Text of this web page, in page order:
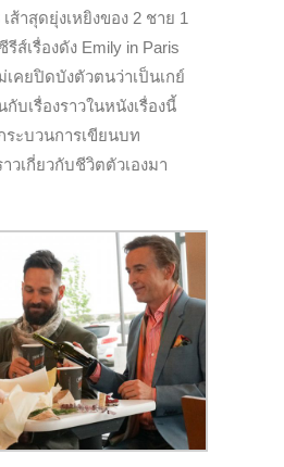
ส้าสุดยุ่งเหยิงของ 2 ชาย 1
ส์เรื่องดัง Emily in Paris
เคยปิดบังตัวตนว่าเป็นเกย์
บเรื่องราวในหนังเรื่องนี้
ระบวนการเขียนบท
าวเกี่ยวกับชีวิตตัวเองมา